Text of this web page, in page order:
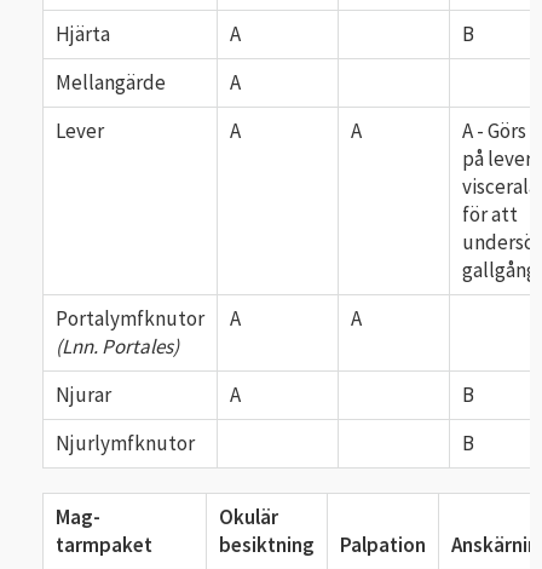
Hjärta
A
B
Mellangärde
A
Lever
A A
A - Görs
på
för att
Portalymfknutor
(Lnn. Portales)
A A
Njurar A
B
Njurlymfknutor
B
Mag-
tarmpaket
Okulär
besiktning
Palpation